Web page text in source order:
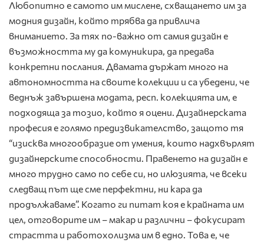
Любопитно е самото им мислене, схващането им за
модния дизайн, който трябва да привлича
вниманието. За тях по-важно от самия дизайн е
възможността му да комуникира, да предава
конкретни послания. Двамата държат много на
автономността на своите колекции и са убедени, че
веднъж завършена модата, респ. колекцията им, е
подходяща за тозио, който я оцени. Дизайнерската
професия е голямо предизвикателство, защото тя
“изисква многообразие от умения, които надхвърлят
дизайнерските способности. Правенето на дизайн е
много трудно само по себе си, но илюзията, че всеки
следващ път ще сме перфектни, ни кара да
продължаваме”. Когато ги питат коя е крайната им
цел, отговорите им – макар и различни – фокусират
страстта и работохолизма им в едно. Това е, че